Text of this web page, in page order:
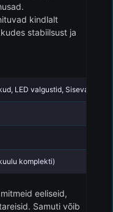
kindlalt
stabiilsust ja
LED valgustid,
komplekti)
eeliseid,
Samuti võib